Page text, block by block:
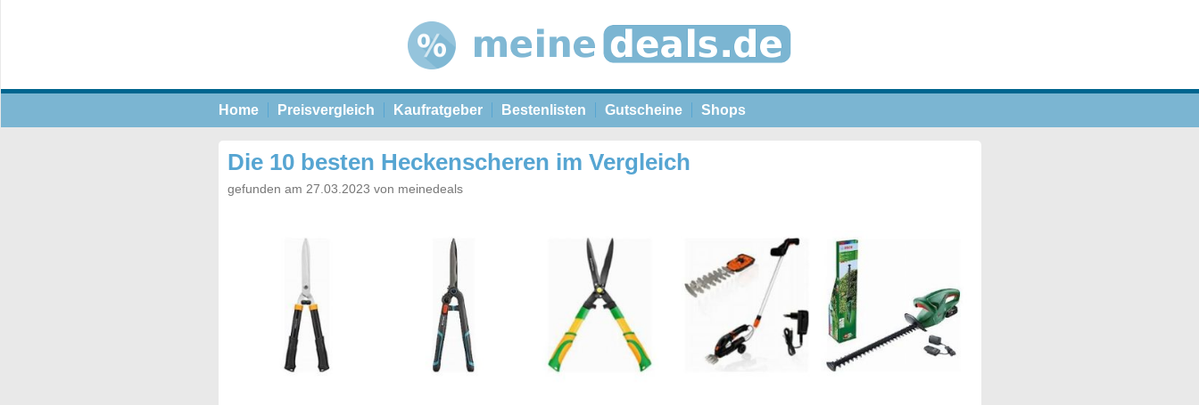
Home Preisvergleich Kaufratgeber Bestenlisten Gutscheine Shops
Die 10 besten Heckenscheren im Vergleich
gefunden am 27.03.2023 von meinedeals